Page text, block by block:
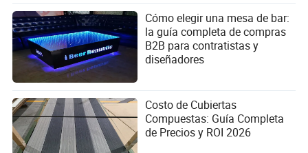
Cómo elegir una mesa de bar:
la guía completa de compras
B2B para contratistas y
diseñadores
Costo de Cubiertas
Compuestas: Guía Completa
de Precios y ROI 2026